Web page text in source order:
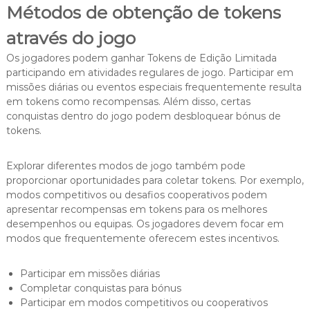
Métodos de obtenção de tokens
através do jogo
Os jogadores podem ganhar Tokens de Edição Limitada
participando em atividades regulares de jogo. Participar em
missões diárias ou eventos especiais frequentemente resulta
em tokens como recompensas. Além disso, certas
conquistas dentro do jogo podem desbloquear bónus de
tokens.
Explorar diferentes modos de jogo também pode
proporcionar oportunidades para coletar tokens. Por exemplo,
modos competitivos ou desafios cooperativos podem
apresentar recompensas em tokens para os melhores
desempenhos ou equipas. Os jogadores devem focar em
modos que frequentemente oferecem estes incentivos.
Participar em missões diárias
Completar conquistas para bónus
Participar em modos competitivos ou cooperativos